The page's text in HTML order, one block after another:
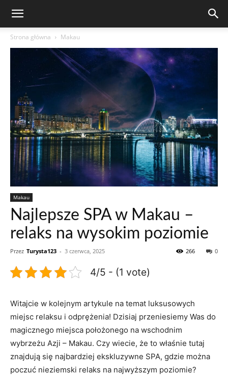
Strona główna Makau
Makau
Najlepsze SPA w Makau –
relaks na wysokim poziomie
Przez Turysta123 - 3 czerwca, 2025 0
266
4/5 - (1 vote)
Witajcie w kolejnym artykule na temat luksusowych
miejsc relaksu i odprężenia! ‌Dzisiaj przeniesiemy⁤ Was do
magicznego miejsca położonego na wschodnim
‌wybrzeżu Azji – ⁣Makau. Czy wiecie, że to właśnie tutaj
znajdują się najbardziej ekskluzywne SPA, gdzie można
poczuć nieziemski relaks na najwyższym poziomie?